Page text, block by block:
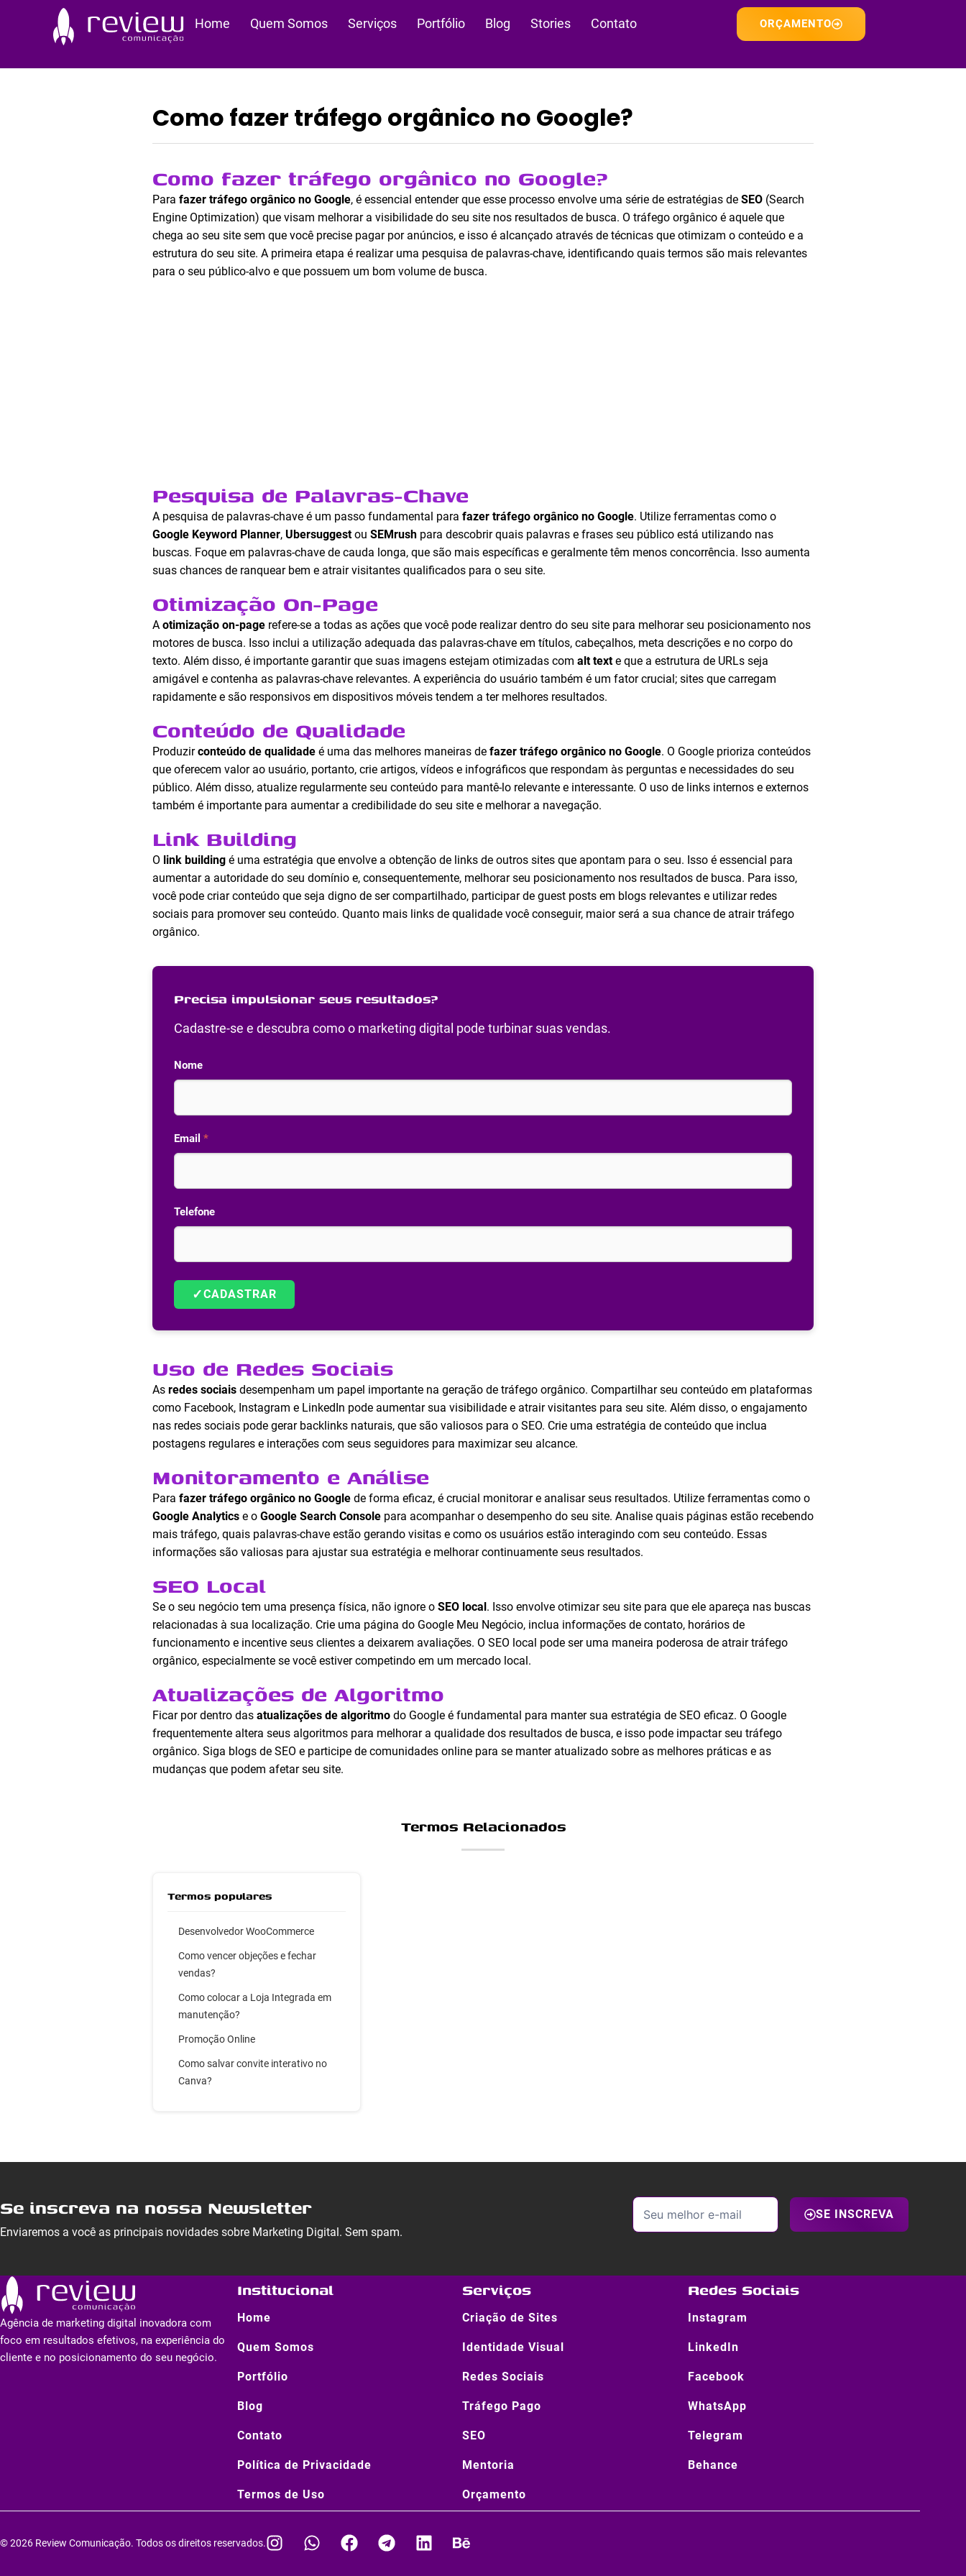
Home Quem Somos Serviços Portfólio Blog Stories Contato ORÇAMENTO
Como fazer tráfego orgânico no Google?
Como fazer tráfego orgânico no Google?
Para fazer tráfego orgânico no Google, é essencial entender que esse processo envolve uma série de estratégias de SEO (Search
Engine Optimization) que visam melhorar a visibilidade do seu site nos resultados de busca. O tráfego orgânico é aquele que
chega ao seu site sem que você precise pagar por anúncios, e isso é alcançado através de técnicas que otimizam o conteúdo e a
estrutura do seu site. A primeira etapa é realizar uma pesquisa de palavras-chave, identificando quais termos são mais relevantes
para o seu público-alvo e que possuem um bom volume de busca.
Pesquisa de Palavras-Chave
A pesquisa de palavras-chave é um passo fundamental para fazer tráfego orgânico no Google. Utilize ferramentas como o
Google Keyword Planner, Ubersuggestou SEMrush para descobrir quais palavras e frases seu público está utilizando nas
buscas. Foque em palavras-chave de cauda longa, que são mais específicas e geralmente têm menos concorrência. Isso aumenta
suas chances de ranquear bem e atrair visitantes qualificados para o seu site.
Otimização On-Page
A otimização on-page refere-se a todas as ações que você pode realizar dentro do seu site para melhorar seu posicionamento nos
motores de busca. Isso inclui a utilização adequada das palavras-chave em títulos, cabeçalhos, meta descrições e no corpo do
texto. Além disso, é importante garantir que suas imagens estejam otimizadas com alt texte que a estrutura de URLs seja
amigável e contenha as palavras-chave relevantes. A experiência do usuário também é um fator crucial; sites que carregam
rapidamente e são responsivos em dispositivos móveis tendem a ter melhores resultados.
Conteúdo de Qualidade
Produzirconteúdo de qualidade é uma das melhores maneiras de fazer tráfego orgânico no Google. O Google prioriza conteúdos
que oferecem valor ao usuário, portanto, crie artigos, vídeos e infográficos que respondam às perguntas e necessidades do seu
público. Além disso, atualize regularmente seu conteúdo para mantê-lo relevante e interessante. O uso de links internos e externos
também é importante para aumentar a credibilidade do seu site e melhorar a navegação.
Link Building
O link building é uma estratégia que envolve a obtenção de links de outros sites que apontam para o seu. Isso é essencial para
aumentar a autoridade do seu domínio e, consequentemente, melhorar seu posicionamento nos resultados de busca. Para isso,
você pode criar conteúdo que seja digno de ser compartilhado, participar de guest posts em blogs relevantes e utilizar redes
sociais para promover seu conteúdo. Quanto mais links de qualidade você conseguir, maior será a sua chance de atrair tráfego
orgânico.
Precisa impulsionar seus resultados?
Cadastre-se e descubra como o marketing digital pode turbinar suas vendas.
Nome
Email *
Telefone
✓CADASTRAR
Uso de Redes Sociais
As redes sociais desempenham um papel importante na geração de tráfego orgânico. Compartilhar seu conteúdo em plataformas
como Facebook, Instagram e LinkedIn pode aumentar sua visibilidade e atrair visitantes para seu site. Além disso, o engajamento
nas redes sociais pode gerar backlinks naturais, que são valiosos para o SEO. Crie uma estratégia de conteúdo que inclua
postagens regulares e interações com seus seguidores para maximizar seu alcance.
Monitoramento e Análise
Para fazer tráfego orgânico no Google de forma eficaz, é crucial monitorar e analisar seus resultados. Utilize ferramentas como o
Google Analytics e o Google Search Console para acompanhar o desempenho do seu site. Analise quais páginas estão recebendo
mais tráfego, quais palavras-chave estão gerando visitas e como os usuários estão interagindo com seu conteúdo. Essas
informações são valiosas para ajustar sua estratégia e melhorar continuamente seus resultados.
SEO Local
Se o seu negócio tem uma presença física, não ignore o SEO local. Isso envolve otimizar seu site para que ele apareça nas buscas
relacionadas à sua localização. Crie uma página do Google Meu Negócio, inclua informações de contato, horários de
funcionamento e incentive seus clientes a deixarem avaliações. O SEO local pode ser uma maneira poderosa de atrair tráfego
orgânico, especialmente se você estiver competindo em um mercado local.
Atualizações de Algoritmo
Ficar por dentro das atualizações de algoritmo do Google é fundamental para manter sua estratégia de SEO eficaz. O Google
frequentemente altera seus algoritmos para melhorar a qualidade dos resultados de busca, e isso pode impactar seu tráfego
orgânico. Siga blogs de SEO e participe de comunidades online para se manter atualizado sobre as melhores práticas e as
mudanças que podem afetar seu site.
Termos Relacionados
Termos populares
Desenvolvedor WooCommerce
Como vencer objeções e fechar
vendas?
Como colocar a Loja Integrada em
manutenção?
Promoção Online
Como salvar convite interativo no
Canva?
Se inscreva na nossa Newsletter
Enviaremos a você as principais novidades sobre Marketing Digital. Sem spam.
SE INSCREVA
Agência de marketing digital inovadora com
foco em resultados efetivos, na experiência do
cliente e no posicionamento do seu negócio.
Institucional
Home
Quem Somos
Portfólio
Blog
Contato
Política de Privacidade
Termos de Uso
Serviços
Criação de Sites
Identidade Visual
Redes Sociais
Tráfego Pago
SEO
Mentoria
Orçamento
Redes Sociais
Instagram
LinkedIn
Facebook
WhatsApp
Telegram
Behance
© 2026 Review Comunicação. Todos os direitos reservados.
I
W
F
T
L
B